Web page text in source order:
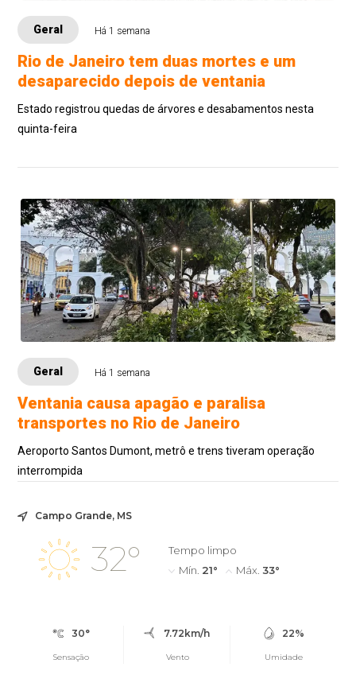
Geral Há 1 semana
Rio de Janeiro tem duas mortes e um
desaparecido depois de ventania
Estado registrou quedas de árvores e desabamentos nesta
quinta-feira
Geral Há 1 semana
Ventania causa apagão e paralisa
transportes no Rio de Janeiro
Aeroporto Santos Dumont, metrô e trens tiveram operação
interrompida
Campo Grande, MS
32°
Tempo limpo
Mín. 21° Máx. 33°
30°
Sensação
7.72km/h
Vento
22%
Umidade